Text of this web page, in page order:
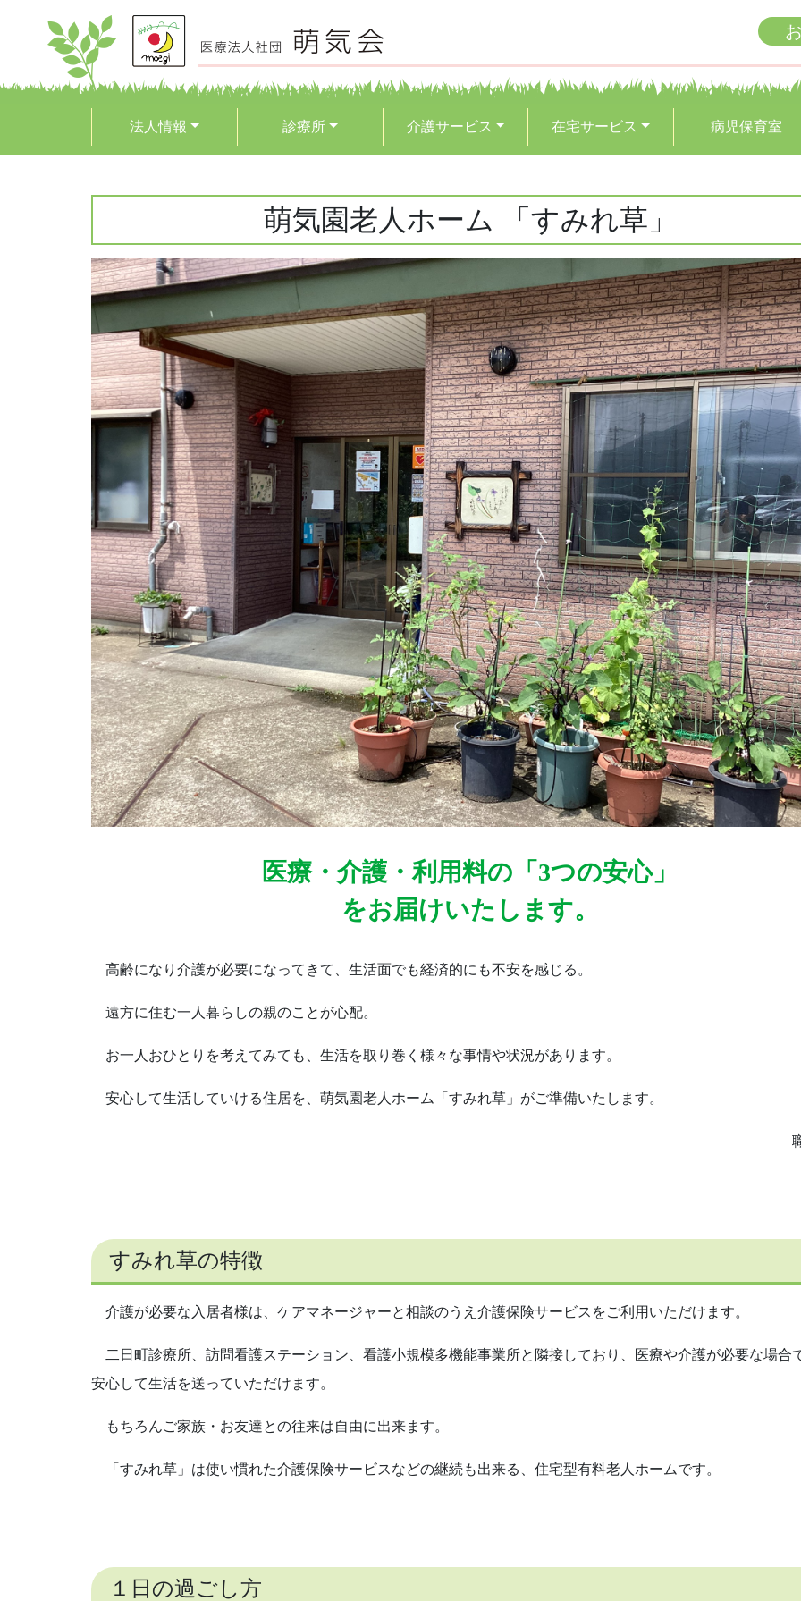
法人情報 診療所 介護サービス 在宅サービス 病児保育室
萌気園老人ホーム 「すみれ草」
医療・介護・利用料の「3つの安心」
をお届けいたします。
高齢になり介護が必要になってきて、生活面でも経済的にも不安を感じる。
遠方に住む一人暮らしの親のことが心配。
お一人おひとりを考えてみても、生活を取り巻く様々な事情や状況があります。
安心して生活していける住居を、萌気園老人ホーム「すみれ草」がご準備いたします。
すみれ草の特徴
介護が必要な入居者様は、ケアマネージャーと相談のうえ介護保険サービスをご利用いただけます。
二日町診療所、訪問看護ステーション、看護小規模多機能事業所と隣接しており、医療や介護が必要な場合
安心して生活を送っていただけます。
もちろんご家族・お友達との往来は自由に出来ます。
「すみれ草」は使い慣れた介護保険サービスなどの継続も出来る、住宅型有料老人ホームです。
１日の過ごし方